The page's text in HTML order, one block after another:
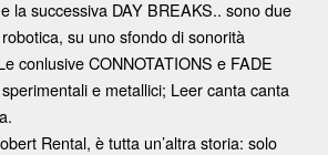
la successiva DAY BREAKS.. sono due
su uno sfondo di sonorità
conlusive CONNOTATIONS e FADE
e metallici; Leer canta canta
Rental, è tutta un’altra storia: solo